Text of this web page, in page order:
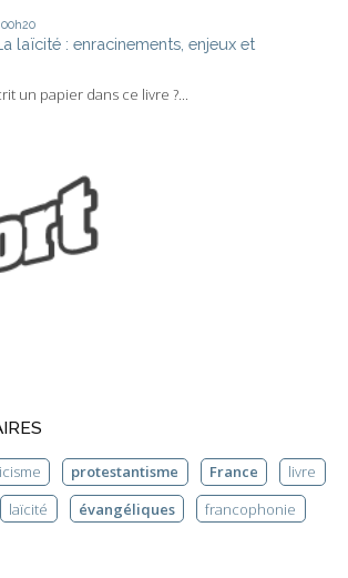
00h20
laïcité : enracinements, enjeux et
un papier dans ce livre ?...
protestantisme France
livre
laïcité évangéliques francophonie